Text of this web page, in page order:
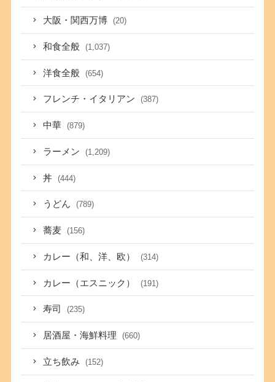
大阪・関西万博 (20)
和食全般 (1,037)
洋食全般 (654)
フレンチ・イタリアン (387)
中華 (879)
ラーメン (1,209)
丼 (444)
うどん (789)
蕎麦 (156)
カレー（和、洋、欧） (314)
カレー（エスニック） (191)
寿司 (235)
居酒屋・海鮮料理 (660)
立ち飲み (152)